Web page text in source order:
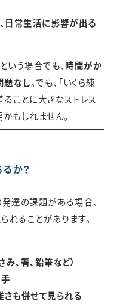
日常生活に影響が出る
いう場合でも、 時間がか
題なし。でも、「いくら練
ことに大きなストレス
もしれません。
か？
達の課題がある場合、
れることがあります。
、箸、鉛筆など）
も併せて見られる